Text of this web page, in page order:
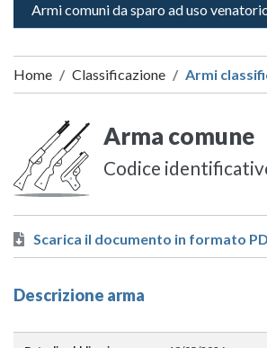
Armi comuni da sparo ad uso
Home Classificazione Armi
Arma comune
Codice
Scarica il documento in formato
Descrizione arma